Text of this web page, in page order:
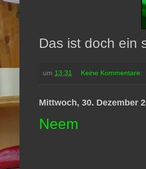
Das ist doch ein
um 13:31 Keine Kommentare:
Mittwoch, 30. Dezember
Neem